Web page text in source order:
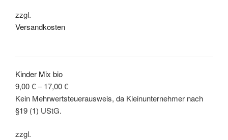
zzgl.
Versandkosten
Kinder Mix bio
9,00€–17,00€
Kein Mehrwertsteuerausweis, da Kleinunternehmer nach
§19 (1) UStG.
zzgl.